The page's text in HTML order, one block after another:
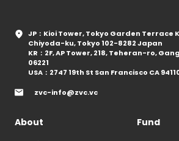
JP：Kioi Tower, Tokyo Garden Terrace
Chiyoda-ku, Tokyo 102-8282 Japan
KR：2F, AP Tower, 218, Teheran-ro,
06221
USA：2747 19th St San Francisco CA
zvc-info@zvc.vc
About
Fund